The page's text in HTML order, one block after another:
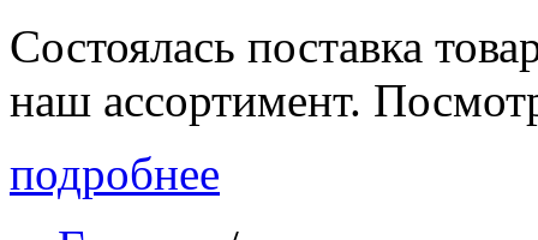
Состоялась поставка
наш ассортимент.
подробнее